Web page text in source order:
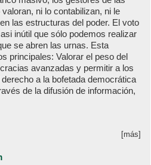
ni lo contabilizan, ni le
las estructuras del poder. El voto
inútil que sólo podemos realizar
se abren las urnas. Esta
principales: Valorar el peso del
avanzadas y permitir a los
a la bofetada democrática
de la difusión de información,
[más]